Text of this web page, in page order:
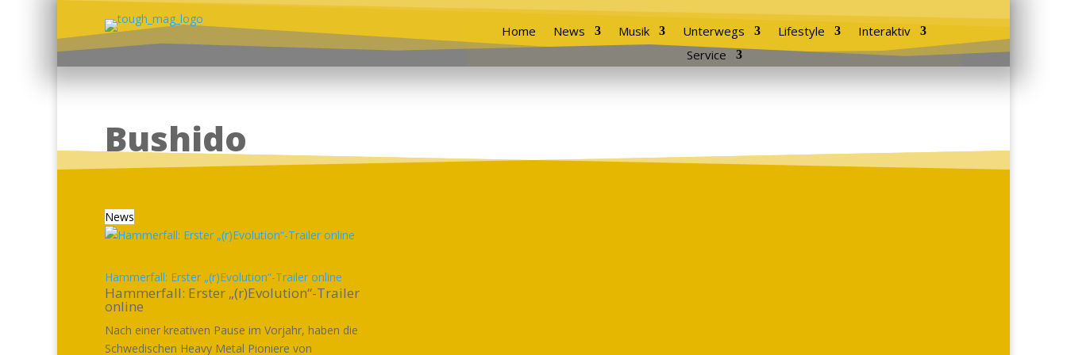
Home News Musik Unterwegs Lifestyle
Interaktiv
Service
Bushido
News
Hammerfall: Erster „(r)Evolution“-Trailer online
Hammerfall: Erster „(r)Evolution“-Trailer
online
Nach einer kreativen Pause im Vorjahr, haben die
Schwedischen Heavy Metal Pioniere von